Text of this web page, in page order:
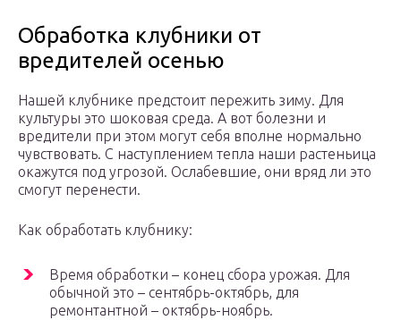
Обработка клубники от
вредителей осенью
Нашей клубнике предстоит пережить зиму. Для
культуры это шоковая среда. А вот болезни и
вредители при этом могут себя вполне нормально
чувствовать. С наступлением тепла наши растеньица
окажутся под угрозой. Ослабевшие, они вряд ли это
смогут перенести.
Как обработать клубнику:
Время обработки – конец сбора урожая. Для
обычной это – сентябрь-октябрь, для
ремонтантной – октябрь-ноябрь.